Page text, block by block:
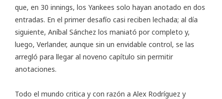
que, en 30 innings, los Yankees solo hayan anotado en dos
entradas. En el primer desafío casi reciben lechada; al día
siguiente, Aníbal Sánchez los maniató por completo y,
luego, Verlander, aunque sin un envidable control, se las
arregló para llegar al noveno capítulo sin permitir
anotaciones.
Todo el mundo critica y con razón a Alex Rodríguez y